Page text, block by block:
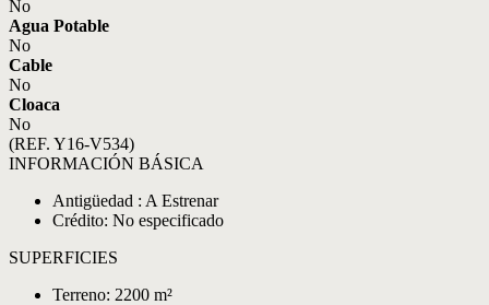
No
Agua Potable
No
Cable
No
Cloaca
No
(REF. Y16-V534)
INFORMACIÓN BÁSICA
Antigüedad : A Estrenar
Crédito: No especificado
SUPERFICIES
Terreno: 2200 m²